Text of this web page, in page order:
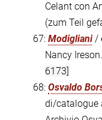
Celant con
(zum Teil
67: Modigliani/
Nancy
6173]
68: Osvaldo
di/catalogue